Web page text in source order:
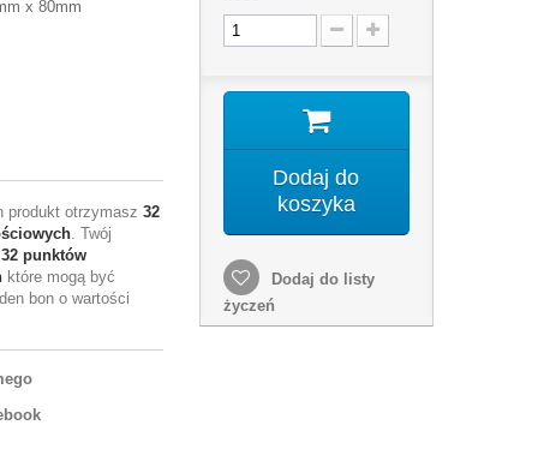
x 80mm
produkt otrzymasz 32
. Twój
32 punktów
które mogą być
bon o wartości
Dodaj do
koszyka
Dodaj do listy
życzeń